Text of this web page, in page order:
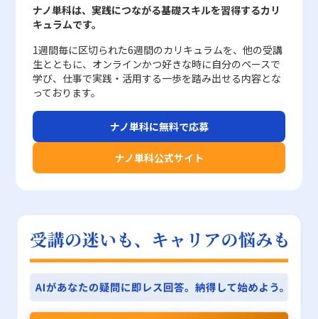
ロセスである。事前に事業の実現可能性を多角的に検証すること
で、資金の無駄な投入や過剰なリスクを回避し、より着実に事業化
市場分析、技術評価、財務的なシミュレーション、そして運用面で
の組織体制の整備といった、多様な評価視点が必要とされる。その
ためには、SWOT分析などのフレームワークを活用し、客観的かつ
体系的なアプローチで評価を実施することが求められる。 また、
フィジビリティスタディはその性質上、プロジェクト開始前の評価
に留まらず、事業推進の各段階で継続して見直しを行うことが必要
である。特に、環境の変化や新たに発生するリスクに柔軟に対応す
るためには、内部だけでなく外部の専門家の意見を取り入れ、定期
的な再評価を実施することが効果的である。 若手ビジネスマンと
化する市場環境や技術革新を的確に捉え、リスクを管理しながら新
たな挑戦を続ける姿勢が求められる。 最後に、フィジビリティス
タディにおいては、数値や定量的な評価だけでなく、定性的な判断
リスクとチャンスを明確にするための取り組みは、企業の長期的な
成功へと直結する。Sony Acceleration Platformの事例が示すよう
で、限られたリソースを最大限に活かし、企業全体の効率化および
収益性向上に貢献することができるでしょう。また、ABC分析を通
ス戦略の策定にも直結するため、各部署間での情報共有や改善活動
においても非常に有用です。最終的に、ABC分析は企業の成長戦略
とリスクマネジメントを両立させるための重要なツールであり、現
代のビジネス環境下では、その導入および活用が成功への鍵となる
ことは間違いありません。これからのビジネスパーソンは、こうし
た分析手法を理解し、具体的な数値に基づいた戦略的な判断を下す
ことが求められます。ABC分析の意義を正しく捉え、実践に落とし
込むことで、将来に向けた確固たる経営基盤を築く一助となるでし
ょう。
ず、実務レベルで企業の業績を向上させる実証的なアプローチであ
ることを示している。 また、IT企業におけるハンズオン研修で
高度なプログラミングスキルや問題解決能力を身につけ、即戦力と
して活躍するという成功例が数多く存在する。こうした取り組み
は、従来の座学中心の研修では得られなかった実務能力を養ううえ
で、非常に効果的であると評価されている。 さらに、行政支援プ
ログラムとして中小企業基盤整備機構が実施するハンズオン支援で
は、専門家と支援チームが連携して企業の経営改革プロジェクトを
推進。企業が自社内で抱えるさまざまな課題に対して、現場重視の
アプローチで具体的な解決策を提案し、実行に移すことにより、地
域経済全体の活性化に寄与している。 ハンズオン導入のポイント
り、派遣される側と受け入れ企業との間で生じがちなコミュニケー
ションの断絶を防ぎ、円滑な業務遂行が可能となる。 次に、現場
での実践においては、定期的な進捗確認やフィードバックの機会を
設け、計画との乖離を早期に是正する体制が求められる。また、経
験豊富なプロフェッショナルだけでなく、若手社員も同様に現場で
の体験を通して成長できる仕組みを取り入れることで、企業全体の
ツールとして活用する場合、メンバー間での認識のズレが発生しな
いよう、十分なコミュニケーションと合意を形成するプロセスが不
立を防ぐために、ディスカッションの場を設け、透明性の高い情報
共有を図ることが成功の鍵となります。 さらに、ビジネスモデル
キャンバスは多くの要素を網羅しているため、一見すると情報が散
って意思決定の混乱を招く可能性があるため、各要素ごとに「要
点」を絞り、シンプルかつ明確な記述を心掛けることが求められま
す。 このように、ビジネスモデルキャンバスを活用する際には、
その利便性と同時に、定期的な更新、具体的なデータの提供、そし
てチーム内外での共有方法に十分な配慮が必要です。これらの注意
構築を支える極めて有効なツールです。 その構造は、顧客セグメ
ント、価値提案、キーリソース、キーアクティビティ、主要パート
ナー、顧客との関係、チャネル、コスト構造、そして収益の流れと
いう9つの主要項目で成り立っており，これらが一体となってビジ
ネス全体の設計図となります。 若手ビジネスマンにとって、ビジ
ネスモデルキャンバスは、複雑な市場環境と多様なビジネス要素を
務フローや流通網を活用するアプローチです。たとえば、繊維メー
カーがアパレル製品の開発に乗り出すことや、ファストフード企業
が食品加工や原材料生産に進出するケースが該当します。この戦略
は、企業全体として生産から販売までのプロセスで連携を強め、コ
スト削減と効率化を同時に実現できる点が特徴です。最後に、集成
型多角化戦略（コングロマリット型多角化戦略）は、既存事業とは
です。この場合、M&Aを活用し、異業種との統合を通じて新たな市
場を開拓することが求められます。大手コンビニエンスストアが
ATM事業を吸収し、金融業務にも参入した事例は、この戦略の代表
的な例として知られています。 多角化戦略の成功事例とその要因
多角化戦略の成功事例として最も注目すべきは、富士フイルムおよ
は、技術力の高さと市場環境の変化を的確に捉えた経営判断による
ものです。ソニーは、家電、音楽、映画、ゲーム、金融と多岐にわ
たる分野への進出により、各事業間でのリスク分散を図り、ある分
野の不振を他の成長事業でカバーしてきました。これにより、グロ
ーバル企業としての地位を早期に確立し、経営の安定性を維持して
います。セブンイレブンにおいては、店舗展開に加え、プライベー
ナノ単科は、実践につながる基礎スキルを習得するカリ
キュラムです。
1週間毎に区切られた6週間のカリキュラムを、他の受講
生とともに、オンラインかつ好きな時に自分のペースで
学び、仕事で実践・活用する一歩を踏み出せる内容とな
っております。
ナノ単科に無料で応募
ナノ単科公式サイト